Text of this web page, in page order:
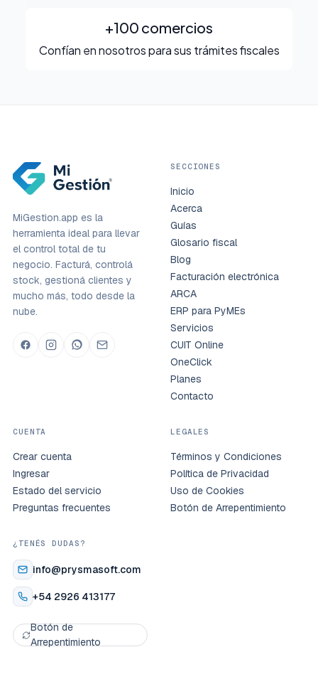
+100 comercios
Confían en nosotros para sus trámites fiscales
MiGestion.app es la
herramienta ideal para llevar
el control total de tu
negocio. Facturá, controlá
stock, gestioná clientes y
mucho más, todo desde la
nube.
SECCIONES
Inicio
Acerca
Guías
Glosario fiscal
Blog
Facturación electrónica
ARCA
ERP para PyMEs
Servicios
CUIT Online
OneClick
Planes
Contacto
CUENTA
Crear cuenta
Ingresar
Estado del servicio
Preguntas frecuentes
LEGALES
Términos y Condiciones
Política de Privacidad
Uso de Cookies
Botón de Arrepentimiento
¿TENÉS DUDAS?
info@prysmasoft.com
+54 2926 413177
Botón de
Arrepentimiento